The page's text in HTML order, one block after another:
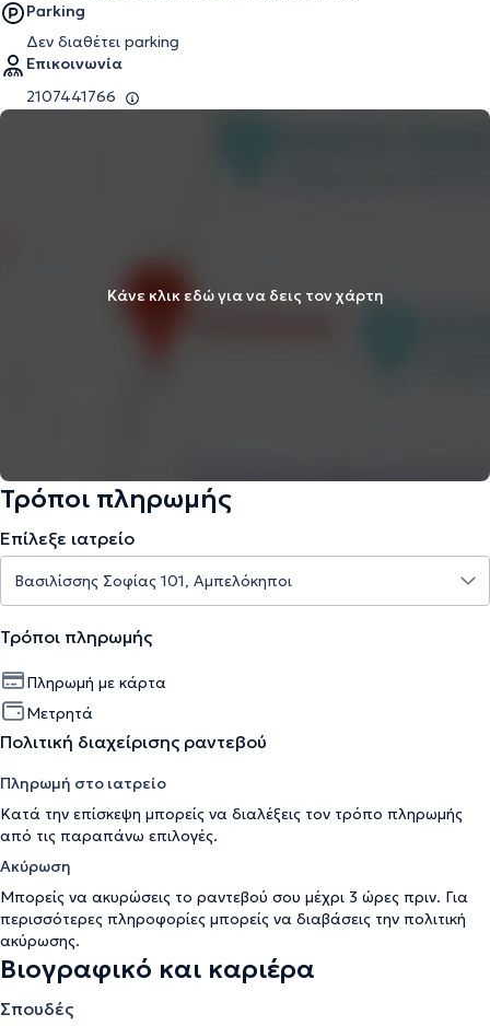
Parking
Δεν διαθέτει parking
Επικοινωνία
2107441766
Κάνε κλικ εδώ για να δεις τον χάρτη
Τρόποι πληρωμής
Επίλεξε ιατρείο
Τρόποι πληρωμής
Πληρωμή με κάρτα
Μετρητά
Πολιτική διαχείρισης ραντεβού
Πληρωμή στο ιατρείο
Κατά την επίσκεψη μπορείς να διαλέξεις τον τρόπο πληρωμής
από τις παραπάνω επιλογές.
Ακύρωση
Μπορείς να ακυρώσεις το ραντεβού σου μέχρι 3 ώρες πριν. Για
περισσότερες πληροφορίες μπορείς να διαβάσεις την πολιτική
ακύρωσης.
Βιογραφικό και καριέρα
Σπουδές